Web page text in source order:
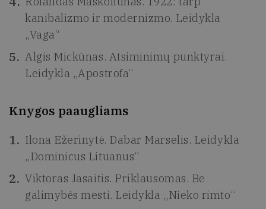
kanibalizmo ir modernizmo. Leidykla
„Vaga“
Algis Mickūnas. Atsiminimų punktyrai.
Leidykla „Apostrofa“
Knygos paaugliams
Ilona Ežerinytė. Dabar Marselis. Leidykla
„Dominicus Lituanus“
Viktoras Jasaitis. Priklausomas. Be
galimybės mesti. Leidykla „Nieko rimto“